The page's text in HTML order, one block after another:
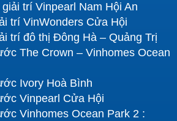
trí Vinpearl Nam Hội An
trí VinWonders Cửa Hội
trí đô thị Đông Hà – Quảng Trị
The Crown – Vinhomes Ocean
Ivory Hoà Bình
Vinpearl Cửa Hội
Vinhomes Ocean Park 2 :